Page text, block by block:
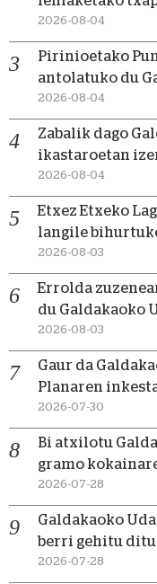
2026-08-04
Pirinioetako
antolatuko du
2026-08-04
Zabalik dago
ikastaroetan
2026-08-04
Etxez Etxeko
langile
2026-08-03
Errolda
du Galdakaoko
2026-08-03
Gaur da
Planaren
2026-07-30
Bi atxilotu
gramo
2026-07-28
Galdakaoko
berri gehitu
2026-07-28